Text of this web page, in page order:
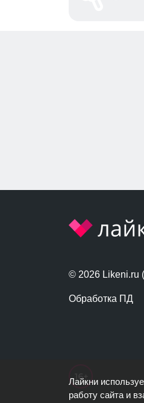
© 2026 Likeni.ru
Обработка ПД
Лайкни
работу сайта и